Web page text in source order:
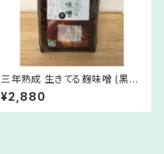
三年熟成 生きてる麹味噌 (黒大
豆) 1Kg
¥2,880